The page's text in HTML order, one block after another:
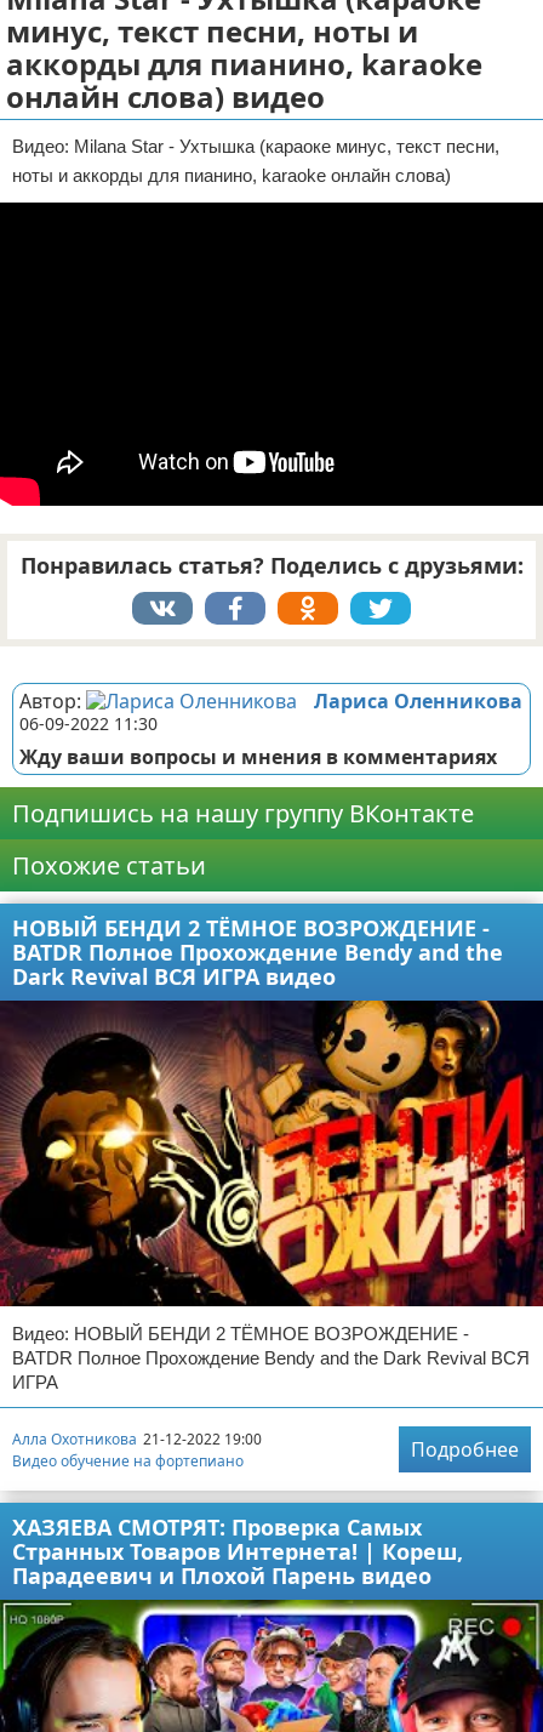
Отказ от ответственности
минус, текст песни, ноты и
аккорды для пианино, karaoke
онлайн слова) видео
Видео: Milana Star - Ухтышка (караоке минус, текст песни,
ноты и аккорды для пианино, karaoke онлайн слова)
Понравилась статья? Поделись с друзьями:
Автор: Лариса Оленникова
06-09-2022 11:30
Жду ваши вопросы и мнения в комментариях
Подпишись на нашу группу ВКонтакте
Похожие статьи
НОВЫЙ БЕНДИ 2 ТЁМНОЕ ВОЗРОЖДЕНИЕ -
BATDR Полное Прохождение Bendy and the
Dark Revival ВСЯ ИГРА видео
Видео: НОВЫЙ БЕНДИ 2 ТЁМНОЕ ВОЗРОЖДЕНИЕ -
BATDR Полное Прохождение Bendy and the Dark Revival ВСЯ
ИГРА
Алла Охотникова 21-12-2022 19:00
Видео обучение на фортепиано
Подробнее
ХАЗЯЕВА СМОТРЯТ: Проверка Самых
Странных Товаров Интернета! | Кореш,
Парадеевич и Плохой Парень видео